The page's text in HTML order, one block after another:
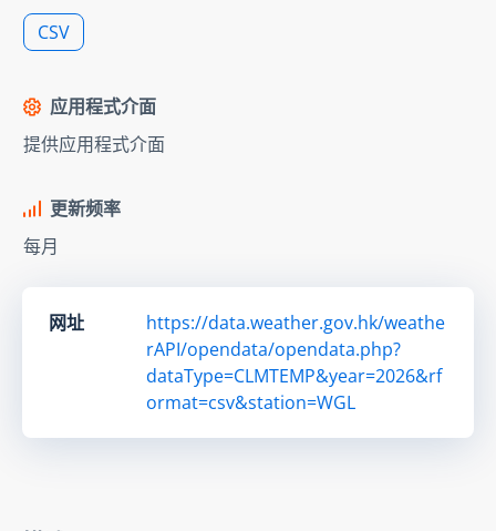
CSV
应用程式介面
提供应用程式介面
更新频率
每月
网址
https://data.weather.gov.hk/weathe
rAPI/opendata/opendata.php?
dataType=CLMTEMP&year=2026&rf
ormat=csv&station=WGL